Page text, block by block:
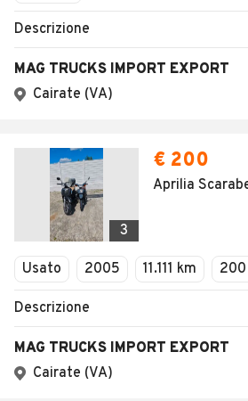
Descrizione
MAG TRUCKS IMPORT EXPORT
Cairate (VA)
3
€ 200
Aprilia
Usato 2005 11.111 km
Descrizione
MAG TRUCKS IMPORT EXPORT
Cairate (VA)